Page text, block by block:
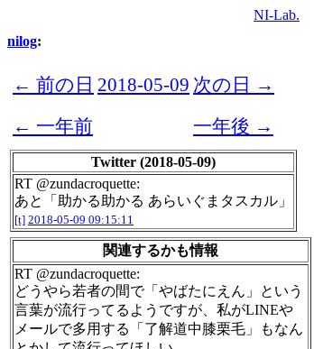
NI-Lab.
nilog:
← 前の日 2018-05-09 次の日 →
← 一年前
一年後 →
Twitter (2018-05-09)
RT @zundacroquette:
あと「助かる助かる あらいぐまタスカル」
[t] 2018-05-09 09:15:11
関連するかも情報
RT @zundacroquette:
どうやら若者の間で「やばたにえん」という
言葉が流行ってるようですが、私がLINEや
メールで多用する「了解道中膝栗毛」もなん